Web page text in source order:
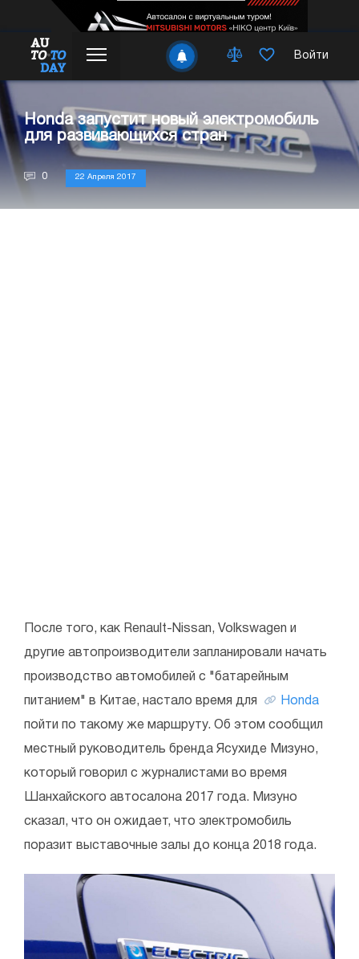
Войти
Honda запустит новый электромобиль
для развивающихся стран
0 22 Апреля 2017
После того, как Renault-Nissan, Volkswagen и
другие автопроизводители запланировали начать
производство автомобилей с "батарейным
питанием" в Китае, настало время для Honda
пойти по такому же маршруту. Об этом сообщил
местный руководитель бренда Ясухиде Мизуно,
который говорил с журналистами во время
Шанхайского автосалона 2017 года. Мизуно
сказал, что он ожидает, что электромобиль
поразит выставочные залы до конца 2018 года.